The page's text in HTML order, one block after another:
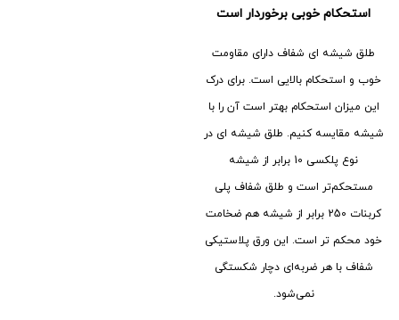
استحکام خوبی برخوردار است
طلق شیشه ای شفاف دارای مقاومت
خوب و استحکام بالایی است. برای درک
این میزان استحکام بهتر است آن را با
شیشه مقایسه کنیم. طلق شیشه ای در
نوع پلکسی 10 برابر از شیشه
مستحکم‌تر است و طلق شفاف پلی
کربنات 250 برابر از شیشه هم ضخامت
خود محکم تر است. این ورق پلاستیکی
شفاف با هر ضربه‌ای دچار شکستگی
نمی‌شود.